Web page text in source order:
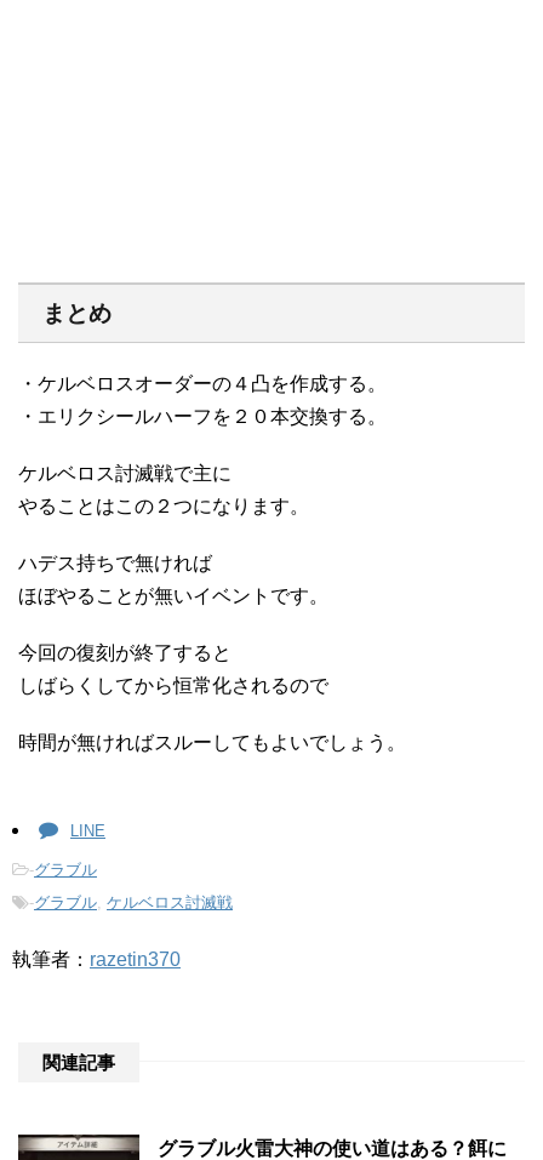
まとめ
・ケルベロスオーダーの４凸を作成する。
・エリクシールハーフを２０本交換する。
ケルベロス討滅戦で主に
やることはこの２つになります。
ハデス持ちで無ければ
ほぼやることが無いイベントです。
今回の復刻が終了すると
しばらくしてから恒常化されるので
時間が無ければスルーしてもよいでしょう。
LINE
-グラブル
-グラブル ケルベロス討滅戦
執筆者： razetin370
関連記事
グラブル火雷大神の使い道はある？餌に